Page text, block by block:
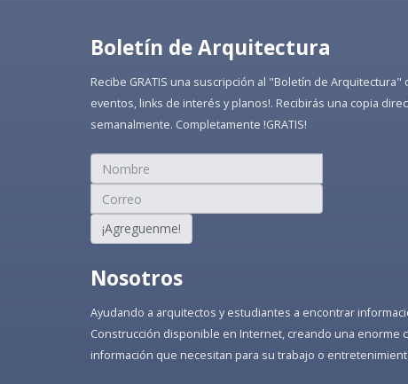
Boletín de Arquitectura
Recibe GRATIS una suscripción al "Boletín de
eventos, links de interés y planos!. Recibirás una copia
semanalmente. Completamente !GRATIS!
¡Agreguenme!
Nosotros
Ayudando a arquitectos y estudiantes a encontrar
Construcción disponible en Internet, creando una enorme
información que necesitan para su trabajo o